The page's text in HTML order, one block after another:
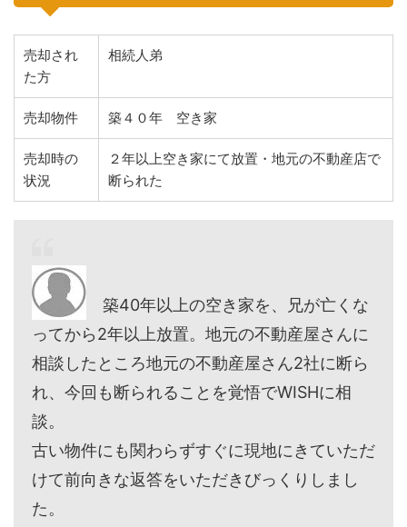
売却され
た方
相続人弟
売却物件 築４０年 空き家
売却時の
状況
２年以上空き家にて放置・地元の不動産店で
断られた
築40年以上の空き家を、兄が亡くな
ってから2年以上放置。地元の不動産屋さんに
相談したところ地元の不動産屋さん2社に断ら
れ、今回も断られることを覚悟でWISHに相
談。
古い物件にも関わらずすぐに現地にきていただ
けて前向きな返答をいただきびっくりしまし
た。